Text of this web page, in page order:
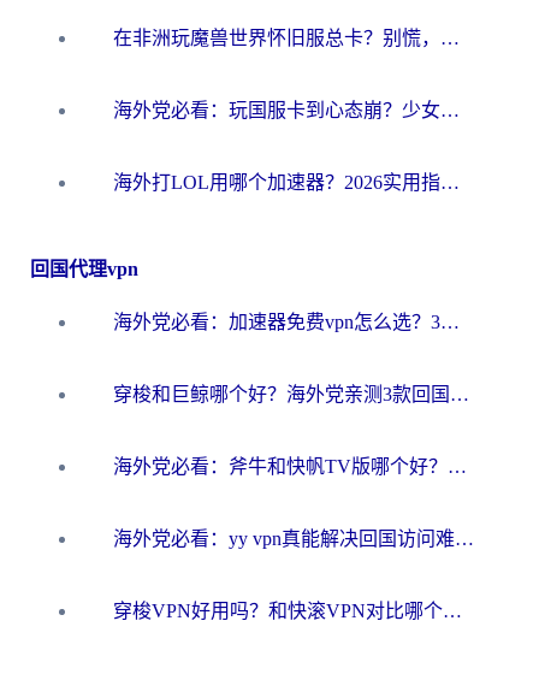
在非洲玩魔兽世界怀旧服总卡？别慌，这份指南帮你丝滑开荒
海外党必看：玩国服卡到心态崩？少女前线云图计划加速器免费推荐+碧蓝航线足球世界流畅攻略
海外打LOL用哪个加速器？2026实用指南：从延迟到设备适配，一篇解决你的国服游戏痛点
回国代理vpn
海外党必看：加速器免费vpn怎么选？3步教你无缝访问国内资源
穿梭和巨鲸哪个好？海外党亲测3款回国加速器，教你避开90%的坑
海外党必看：斧牛和快帆TV版哪个好？3分钟选对回国加速器，无缝刷B站、追热剧
海外党必看：yy vpn真能解决回国访问难题？附云极initap测评+免费方案对比
穿梭VPN好用吗？和快滚VPN对比哪个回国效果更好？海外党选回国加速器必看指南